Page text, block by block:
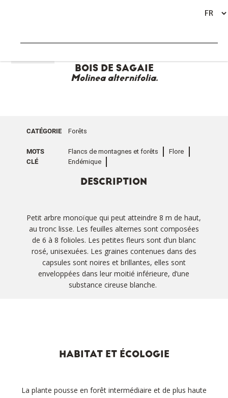
BOIS DE SAGAIE
Molinea alternifolia.
CATÉGORIE Forêts
MOTS
CLÉ
Flancs de montagnes et forêts
Flore
Endémique
DESCRIPTION
Petit arbre monoïque qui peut atteindre 8 m de haut,
au tronc lisse. Les feuilles alternes sont composées
de 6 à 8 folioles. Les petites fleurs sont d’un blanc
rosé, unisexuées. Les graines contenues dans des
capsules sont noires et brillantes, elles sont
enveloppées dans leur moitié inférieure, d’une
substance cireuse blanche.
HABITAT ET ÉCOLOGIE
La plante pousse en forêt intermédiaire et de plus haute